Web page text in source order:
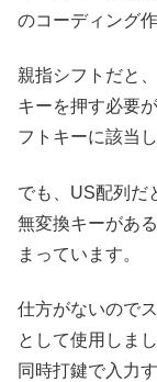
のコーディング
親指シフトだと
キーを押す必要
フトキーに該当し
でも、US配列だ
無変換キーがあ
まっています。
仕方がないので
として使用しま
同時打鍵で入力